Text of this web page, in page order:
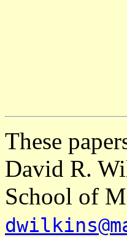
These
David R.
School of